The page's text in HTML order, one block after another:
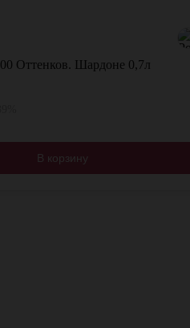
Оттенков. Шардоне 0,7л
В корзину